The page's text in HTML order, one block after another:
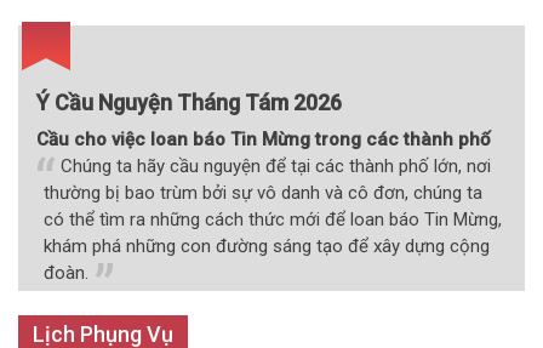
viết
Ý Cầu Nguyện Tháng Tám 2026
Cầu cho việc loan báo Tin Mừng trong các thành phố
Chúng ta hãy cầu nguyện để tại các thành phố lớn, nơi
thường bị bao trùm bởi sự vô danh và cô đơn, chúng ta
có thể tìm ra những cách thức mới để loan báo Tin Mừng,
khám phá những con đường sáng tạo để xây dựng cộng
đoàn.
Lịch Phụng Vụ